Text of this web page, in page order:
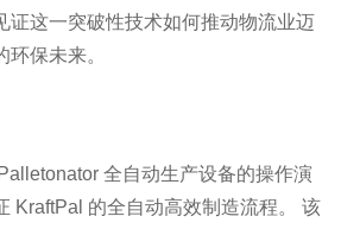
证这一突破性技术如何推动物流业迈
环保未来。
全自动生产设备的操作演
KraftPal 的全自动高效制造流程。 该